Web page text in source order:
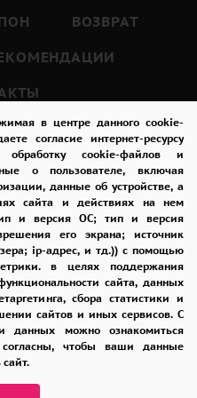
в центре данного cookie-
согласие интернет-ресурсу
cookie-файлов и
о пользователе, включая
данные об устройстве, а
сайта и действиях на нем
и версия ОС; тип и версия
его экрана; источник
ip-адрес, и тд.)) с помощью
в целях поддержания
сайта, данных
сбора статистики и
сайтов и иных сервисов. С
данных можно ознакомиться
чтобы ваши данные
красиво, но и
страсть,
свои чувства и
роз 70 см
выбор.
эмоции и сделает
более ярким и
подойдет для
подарком на
ВОЗВРАТ
37-47
ЗВОНОК
д. 46